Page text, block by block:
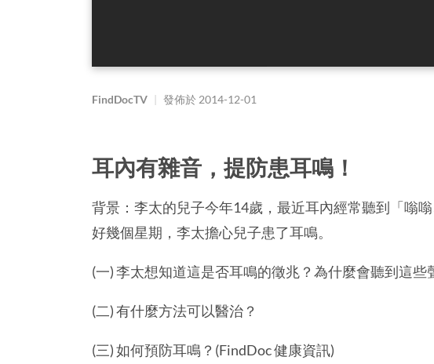
FindDocTV | 發佈於 2014-12-01
耳內有雜音，提防患耳鳴！
背景：李太的兒子今年14歲，最近耳內經常聽到「嗡
好幾個星期，李太擔心兒子患了耳鳴。
(一) 李太想知道這是否耳鳴的徵兆？為什麼會聽到這些
(二) 有什麼方法可以醫治？
(三) 如何預防耳鳴？(FindDoc 健康資訊)